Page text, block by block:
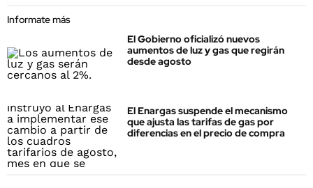
Informate más
El Gobierno oficializó nuevos
aumentos de luz y gas que regirán
desde agosto
El Enargas suspende el mecanismo
que ajusta las tarifas de gas por
diferencias en el precio de compra